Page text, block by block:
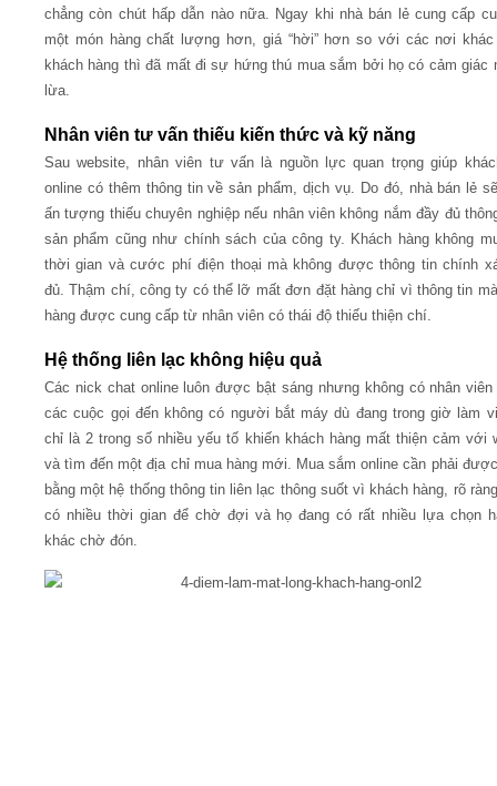
chẳng còn chút hấp dẫn nào nữa. Ngay khi nhà bán lẻ cung cấp
một món hàng chất lượng hơn, giá “hời” hơn so với các nơi khác
khách hàng thì đã mất đi sự hứng thú mua sắm bởi họ có cảm giác
lừa.
Nhân viên tư vấn thiếu kiến thức và kỹ năng
Sau website, nhân viên tư vấn là nguồn lực quan trọng giúp
online có thêm thông tin về sản phẩm, dịch vụ. Do đó, nhà bán lẻ
ấn tượng thiếu chuyên nghiệp nếu nhân viên không nắm đầy đủ
sản phẩm cũng như chính sách của công ty. Khách hàng không
thời gian và cước phí điện thoại mà không được thông tin chính
đủ. Thậm chí, công ty có thể lỡ mất đơn đặt hàng chỉ vì thông tin
hàng được cung cấp từ nhân viên có thái độ thiếu thiện chí.
Hệ thống liên lạc không hiệu quả
Các nick chat online luôn được bật sáng nhưng không có nhân
các cuộc gọi đến không có người bắt máy dù đang trong giờ làm
chỉ là 2 trong số nhiều yếu tố khiến khách hàng mất thiện cảm với
và tìm đến một địa chỉ mua hàng mới. Mua sắm online cần phải
bằng một hệ thống thông tin liên lạc thông suốt vì khách hàng, rõ
có nhiều thời gian để chờ đợi và họ đang có rất nhiều lựa chọn
khác chờ đón.